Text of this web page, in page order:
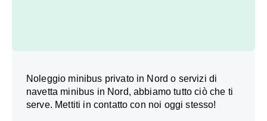
Noleggio minibus privato in Nord o servizi di
navetta minibus in Nord, abbiamo tutto ciò che ti
serve. Mettiti in contatto con noi oggi stesso!